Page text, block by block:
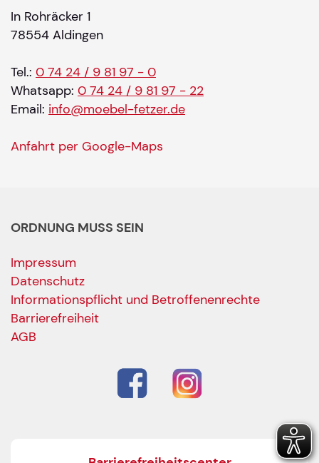
In Rohräcker 1
78554 Aldingen
Tel.: 0 74 24 / 9 81 97 - 0
Whatsapp: 0 74 24 / 9 81 97 - 22
Email: info@moebel-fetzer.de
Anfahrt per Google-Maps
ORDNUNG MUSS SEIN
Impressum
Datenschutz
Informationspflicht und Betroffenenrechte
Barrierefreiheit
AGB